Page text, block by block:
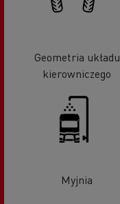
Geometria układu
kierowniczego
Myjnia